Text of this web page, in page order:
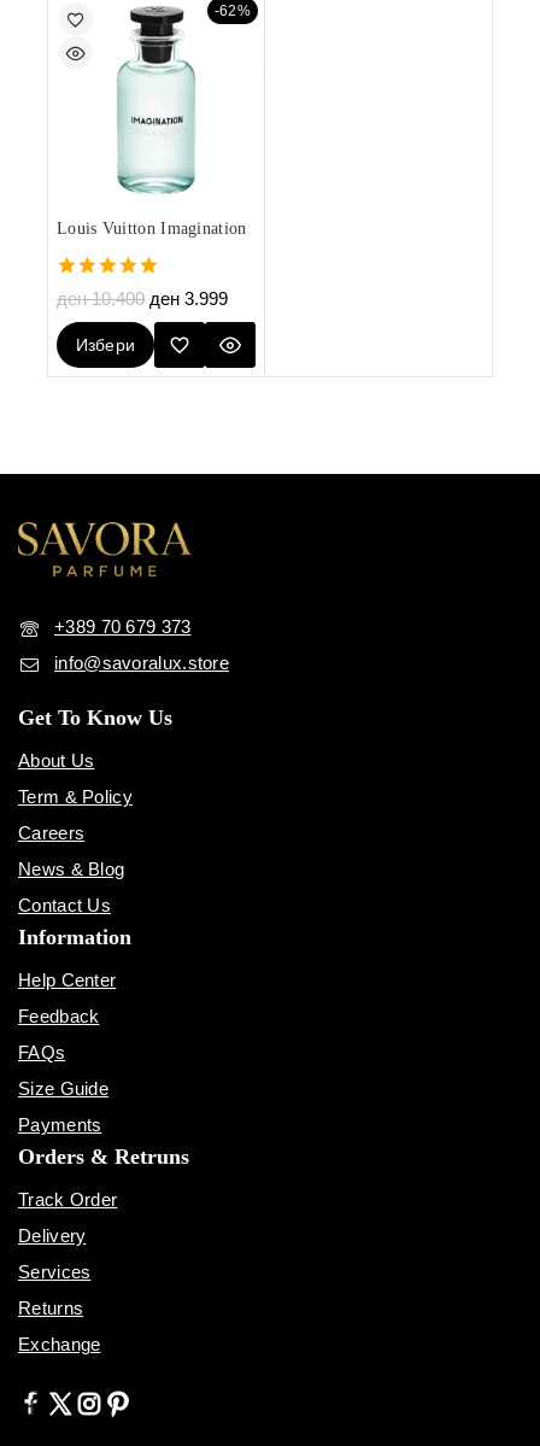
-62%
Louis Vuitton Imagination
5.00
out of 5
ден10.400 ден 3.999
Избери
Опции
+389 70 679 373
info@savoralux.store
Get To Know Us
About Us
Term & Policy
Careers
News & Blog
Contact Us
Information
Help Center
Feedback
FAQs
Size Guide
Payments
Orders & Retruns
Track Order
Delivery
Services
Returns
Exchange